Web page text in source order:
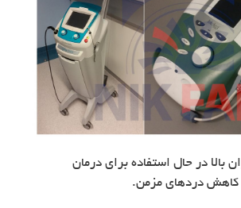
بالا در حال استفاده برای درمان
کاهش دردهای مزمن.